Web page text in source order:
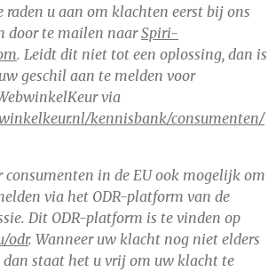
raden u aan om klachten eerst bij ons
door te mailen naarSpiri-
. Leidt dit niet tot een oplossing, dan is
geschil aan te melden voor
via
kennisbank/consumenten/
consumenten in de EU ook mogelijk om
via het ODR-platform van de
Dit ODR-platform is te vinden op
odr. Wanneer uw klacht nog niet elders
staat het u vrij om uw klacht te